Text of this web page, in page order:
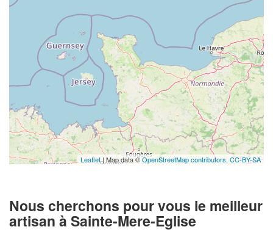
Leaflet| Map data ©OpenStreetMap contributors, CC-BY-SA
Nous cherchons pour vous le meilleur
artisan à Sainte-Mere-Eglise